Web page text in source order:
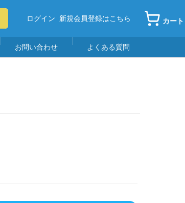
ログイン 新規会員登録はこちら カート
お問い合わせ よくある質問